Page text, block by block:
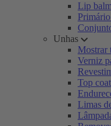
Lip balm
Unhas
Mostrar
Verniz
Top coat
Limas